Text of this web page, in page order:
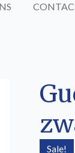
Sale!